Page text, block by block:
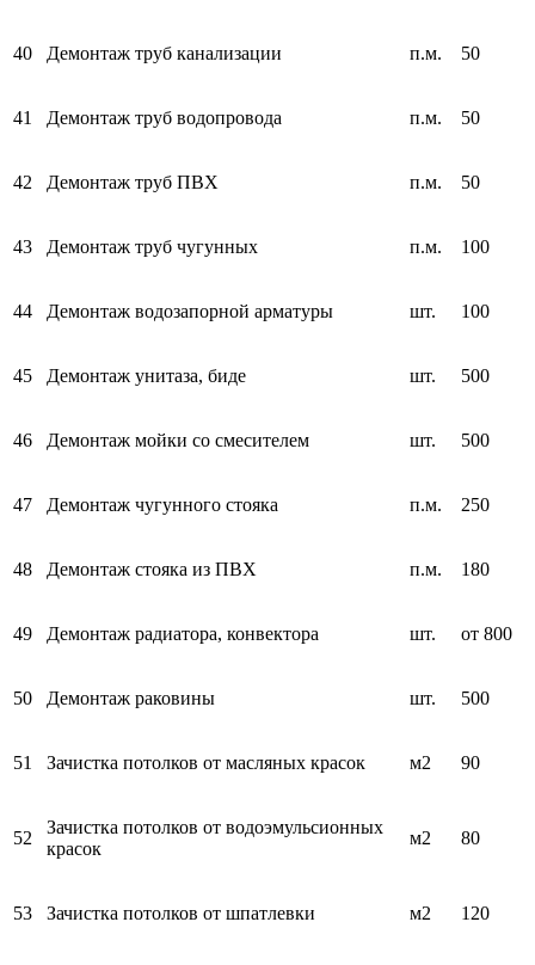
40 Демонтаж труб канализации п.м. 50
41 Демонтаж труб водопровода п.м. 50
42 Демонтаж труб ПВХ п.м. 50
43 Демонтаж труб чугунных п.м. 100
44 Демонтаж водозапорной арматуры шт. 100
45 Демонтаж унитаза, биде шт. 500
46 Демонтаж мойки со смесителем шт. 500
47 Демонтаж чугунного стояка п.м. 250
48 Демонтаж стояка из ПВХ п.м. 180
49 Демонтаж радиатора, конвектора шт. от 800
50 Демонтаж раковины шт. 500
51 Зачистка потолков от масляных красок м2 90
52
Зачистка потолков от водоэмульсионных
красок
м2 80
53 Зачистка потолков от шпатлевки м2 120